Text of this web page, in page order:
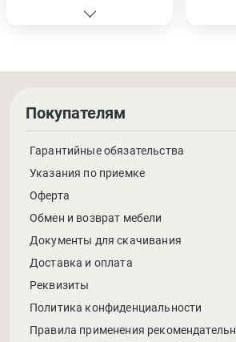
Покупателям
Гарантийные обязательства
Указания по приемке
Оферта
Обмен и возврат мебели
Документы для скачивания
Доставка и оплата
Реквизиты
Политика конфиденциальности
Правила применения